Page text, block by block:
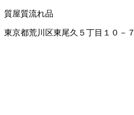
質屋質流れ品
東京都荒川区東尾久５丁目１０－７